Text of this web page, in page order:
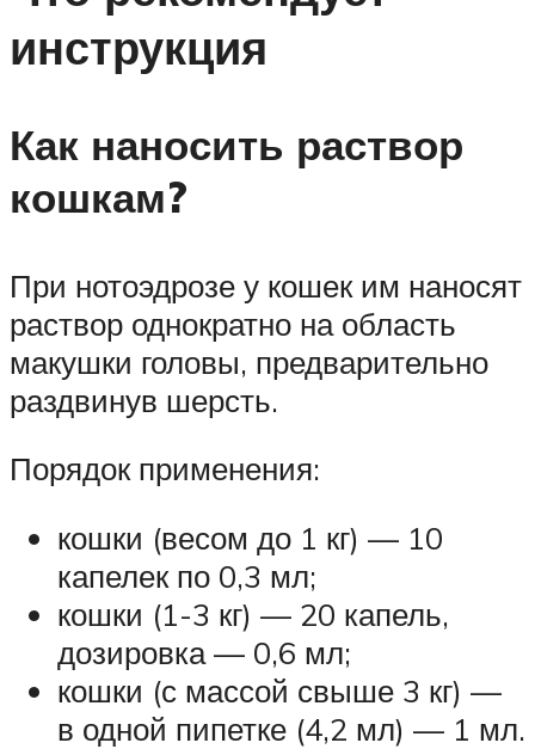
инструкция
Как наносить раствор
кошкам?
При нотоэдрозе у кошек им наносят
раствор однократно на область
макушки головы, предварительно
раздвинув шерсть.
Порядок применения:
кошки (весом до 1 кг) — 10
капелек по 0,3 мл;
кошки (1-3 кг) — 20 капель,
дозировка — 0,6 мл;
кошки (с массой свыше 3 кг) —
в одной пипетке (4,2 мл) — 1 мл.